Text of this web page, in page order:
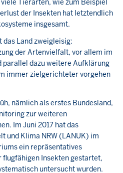
der Insekten hat letztendlich
insgesamt.
das Land zweigleisig:
der Artenvielfalt, vor allem im
dazu weitere Aufklärung
immer zielgerichteter vorgehen
nämlich als erstes Bundesland,
zur weiteren
Im Juni 2017 hat das
und Klima NRW (LANUK) im
ein repräsentatives
Insekten gestartet,
untersucht wurden.